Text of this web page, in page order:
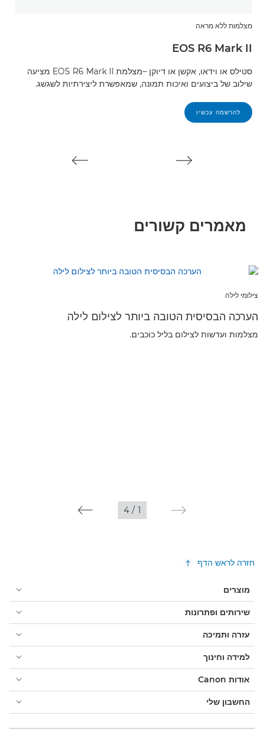
מצלמות ללא מראה
EOS R6 Mark II
סטילס או וידאו, אקשן או דיוקן –מצלמת EOS R6 Mark II מציעה
שילוב של ביצועים ואיכות תמונה, שמאפשרת ליצירתיות לשגשג.
להרשמה עכשיו
מאמרים קשורים
צילומי לילה
הערכה הבסיסית הטובה ביותר לצילום לילה
מצלמות ועדשות לצילום בליל כוכבים.
1
/
4
חזרה לראש הדף
מוצרים
שירותים ופתרונות
עזרה ותמיכה
למידה וחינוך
אודות Canon
החשבון שלי